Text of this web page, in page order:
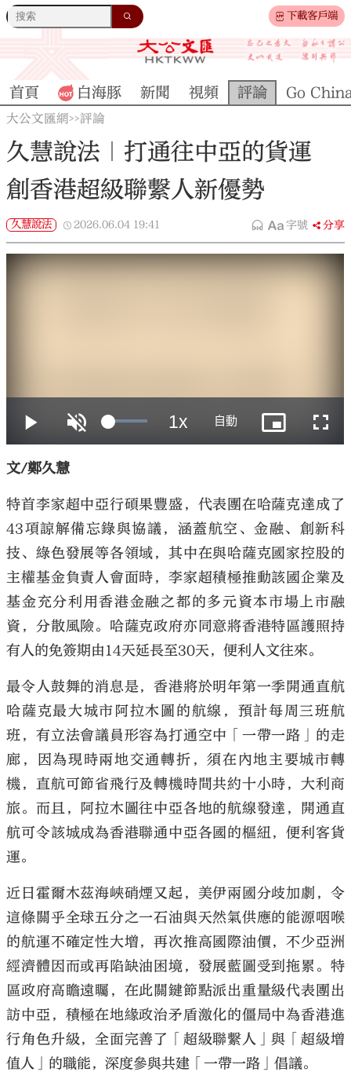
下載客戶端
首頁 白海豚 新聞 視頻 評論 Go
大公文匯網>>評論
久慧說法｜打通往中亞的貨運
創香港超級聯繫人新優勢
久慧說法 2026.06.04 19:41 字號 分享
文/鄭久慧
特首李家超中亞行碩果豐盛，代表團在哈薩克達成了
43項諒解備忘錄與協議，涵蓋航空、金融、創新科
技、綠色發展等各領域，其中在與哈薩克國家控股的
主權基金負責人會面時，李家超積極推動該國企業及
基金充分利用香港金融之都的多元資本市場上市融
資，分散風險。哈薩克政府亦同意將香港特區護照持
有人的免簽期由14天延長至30天，便利人文往來。
最令人鼓舞的消息是，香港將於明年第一季開通直航
哈薩克最大城市阿拉木圖的航線，預計每周三班航
班，有立法會議員形容為打通空中「一帶一路」的走
廊，因為現時兩地交通轉折，須在內地主要城市轉
機，直航可節省飛行及轉機時間共約十小時，大利商
旅。而且，阿拉木圖往中亞各地的航線發達，開通直
航可令該城成為香港聯通中亞各國的樞紐，便利客貨
運。
近日霍爾木茲海峽硝煙又起，美伊兩國分歧加劇，令
這條關乎全球五分之一石油與天然氣供應的能源咽喉
的航運不確定性大增，再次推高國際油價，不少亞洲
經濟體因而或再陷缺油困境，發展藍圖受到拖累。特
區政府高瞻遠矚，在此關鍵節點派出重量級代表團出
訪中亞，積極在地緣政治矛盾激化的僵局中為香港進
行角色升級，全面完善了「超級聯繫人」與「超級增
值人」的職能，深度參與共建「一帶一路」倡議。